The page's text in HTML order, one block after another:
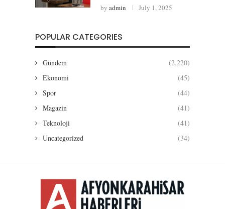
by admin July 1, 2025
POPULAR CATEGORIES
Gündem
(2,220)
Ekonomi
(45)
Spor
(44)
Magazin
(41)
Teknoloji
(41)
Uncategorized
(34)